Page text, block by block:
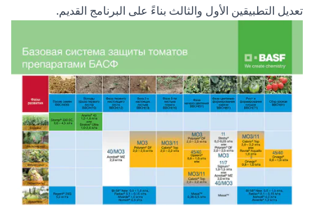
تعديل التطبيقين الأول والثالث بناءً على البرنامج القديم.